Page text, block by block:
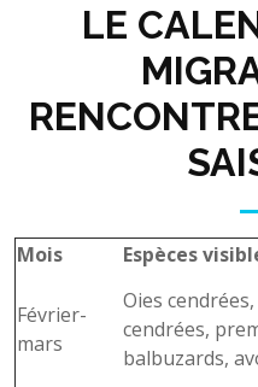
LE
Mois Espèces
Février-
mars
Oies
cendrées,
balbuzards,